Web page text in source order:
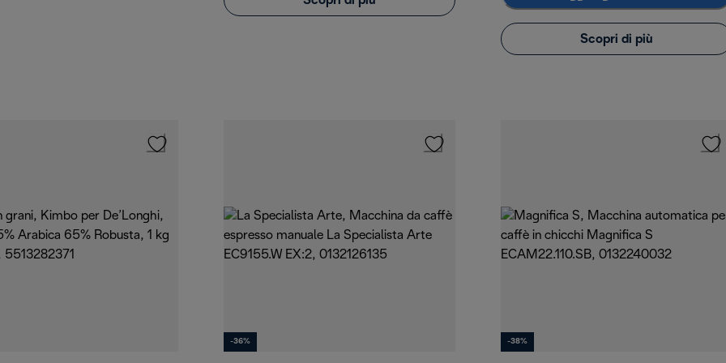
Scopri di più
-36% -38%